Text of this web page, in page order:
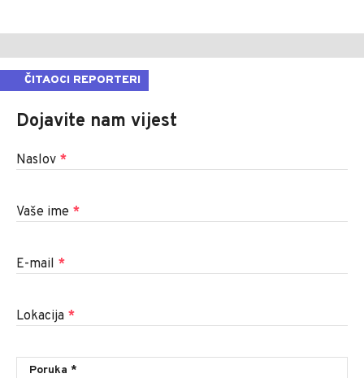
ČITAOCI REPORTERI
Dojavite nam vijest
Naslov *
Vaše ime *
E-mail *
Lokacija *